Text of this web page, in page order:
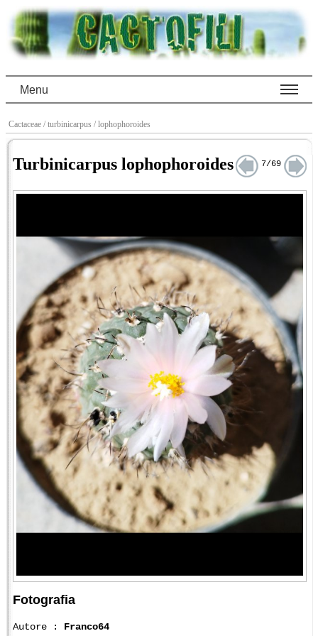
Menu
Cactaceae / turbinicarpus / lophophoroides
Turbinicarpus lophophoroides 7/69
Fotografia
Autore : Franco64